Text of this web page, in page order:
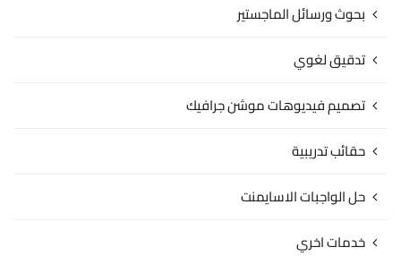
بحوث ورسائل الماجستير
تدقيق لغوي
تصميم فيديوهات موشن جرافيك
حقائب تدريبية
حل الواجبات الاسايمنت
خدمات اخري